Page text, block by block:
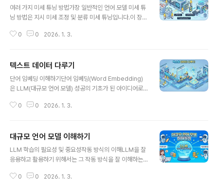
정보 압축 문제 (길이 압축): 텍스트가 길어질수록 (예: 100
개 토큰), 그 모든 의미를 단 하나의 은닉 상태로 압축하여
다.단어 의존성 문제: 또한, 텍스트에 나오는 순서대로 단어
여러 가지 미세 튜닝 방법가장 일반적인 언어 모델 미세 튜
닝 방법은 지시 미세 조정 및 분류 미세 튜닝입니다.이 장의
신 러닝에 대한 배경 지식이 있다면 이미 익숙할 수 있는 절
모델이 출력할 수 있는 특정 개수의 클래스 레이블(예: "스
팸" 및 "스팸아님")이 있습니다.분류 미세 튜닝된 모델은
훈련 중에 본 클래스(예: "스팸" 또는 "스팸아님")만 예측할
업을 수행할 수 있습니다.분류 미세 튜닝된 모델을 매우 특
0 0 2026. 1. 3.
텍스트 데이터 다루기
단어 임베딩 이해하기단어 임베딩(Word Embedding)
은 LLM(대규모 언어 모델) 성공의 기초가 된 아이디어로,
니다.임의의 데이터를 벡터로 표현하는 것을 광범위하게
터로 바꾼 것을 단어 임베딩이라고 부릅니다.텍스트 인베
딩은 하나의 토큰, 문장, 단락 또는 문서 전체를 벡터로 바
꿀 수 있지만, 이 책에서는 주로 토큰을 벡터로 바꾸는 데
ord2Vec)이 있지만, 대부분의 LLM은 모델 훈련 과정에
0 0 2026. 1. 3.
대규모 언어 모델 이해하기
LLM 학습의 필요성 및 중요성작동 방식의 이해LLM을 잘
응용하고 활용하기 위해서는 그 작동 방식을 잘 이해하는
하는 사람이 차의 상태를 더 잘 이해할 수 있는 것과 같습니
0 0 2026. 1. 3.